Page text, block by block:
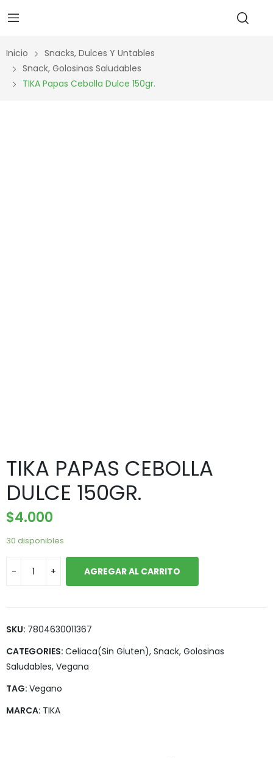
Inicio
Snacks, Dulces Y Untables
Snack, Golosinas Saludables
TIKA Papas Cebolla Dulce 150gr.
TIKA PAPAS CEBOLLA
DULCE 150GR.
$4.000
30 disponibles
AGREGAR AL CARRITO
SKU: 7804630011367
CATEGORIES: Celiaca(Sin Gluten), Snack, Golosinas
Saludables, Vegana
TAG: Vegano
MARCA: TIKA